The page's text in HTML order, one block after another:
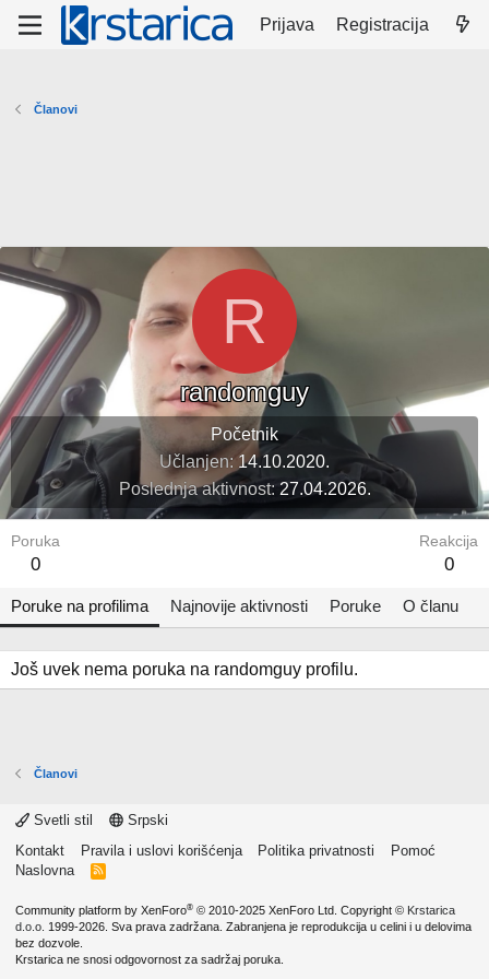
Prijava Registracija
Članovi
R
randomguy
Početnik
Učlanjen 14.10.2020.
Poslednja aktivnost 27.04.2026.
Poruka
0
Reakcija
0
Poruke na profilima Najnovije aktivnosti Poruke O članu
Još uvek nema poruka na randomguy profilu.
Članovi
Svetli stil
Srpski
Kontakt
Pravila i uslovi korišćenja Politika privatnosti
Pomoć
Naslovna
R
Community platform by XenForo® © 2010-2025 XenForo Ltd. Copyright © Krstarica
d.o.o. 1999-2026. Sva prava zadržana. Zabranjena je reprodukcija u celini i u delovima
bez dozvole.
Krstarica ne snosi odgovornost za sadržaj poruka.